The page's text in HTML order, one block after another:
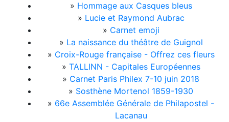
» Hommage aux Casques bleus
» Lucie et Raymond Aubrac
» Carnet emoji
» La naissance du théâtre de Guignol
» Croix-Rouge française - Offrez ces fleurs
» TALLINN - Capitales Européennes
» Carnet Paris Philex 7-10 juin 2018
» Sosthène Mortenol 1859-1930
» 66e Assemblée Générale de Philapostel -
Lacanau